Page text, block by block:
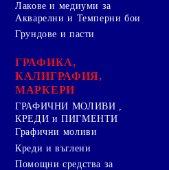
Лакове и медиуми за
Акварелни и Темперни бои
Грундове и пасти
ГРАФИКА,
КАЛИГРАФИЯ,
МАРКЕРИ
ГРАФИЧНИ МОЛИВИ ,
КРЕДИ и ПИГМЕНТИ
Графични моливи
Креди и въглени
Помощни средства за